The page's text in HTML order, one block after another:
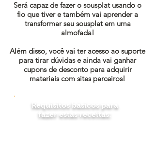
Será capaz de fazer o sousplat usando o
fio que tiver e também vai aprender a
transformar seu sousplat em uma
almofada!
Além disso, você vai ter acesso ao suporte
para tirar dúvidas e ainda vai ganhar
cupons de desconto para adquirir
materiais com sites parceiros!
Requisitos básicos para
fazer estas receitas: